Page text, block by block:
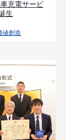
充電サービ
生
値創造